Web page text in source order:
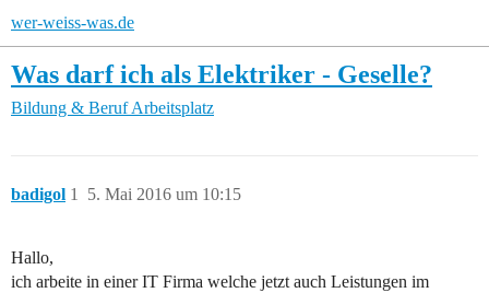
wer-weiss-was.de
Was darf ich als Elektriker - Geselle?
Bildung & Beruf Arbeitsplatz
badigol 5. Mai 2016 um 10:15
1
Hallo,
ich arbeite in einer IT Firma welche jetzt auch Leistungen im